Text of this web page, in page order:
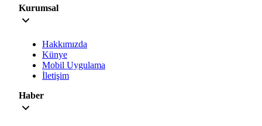
Kurumsal
Hakkımızda
Künye
Mobil Uygulama
İletişim
Haber